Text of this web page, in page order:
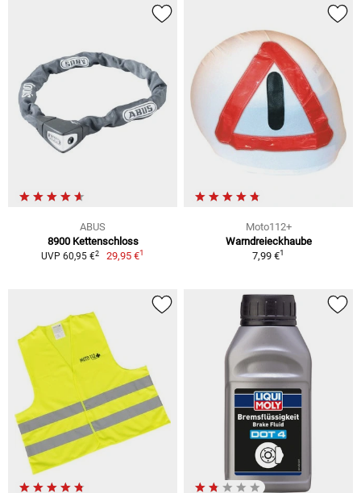
ABUS
8900 Kettenschloss
UVP 60,95 €2 29,95 €1
Moto112+
Warndreieckhaube
7,99 €1